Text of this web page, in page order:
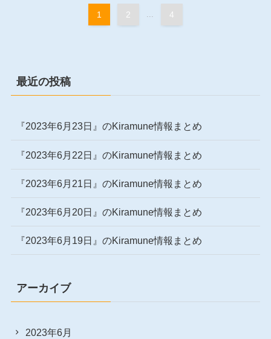
1 2 4
最近の投稿
『2023年6月23日』のKiramune情報まとめ
『2023年6月22日』のKiramune情報まとめ
『2023年6月21日』のKiramune情報まとめ
『2023年6月20日』のKiramune情報まとめ
『2023年6月19日』のKiramune情報まとめ
アーカイブ
2023年6月